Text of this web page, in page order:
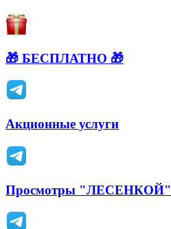
🎁 БЕСПЛАТНО 🎁
Акционные услуги
Просмотры "ЛЕСЕНКОЙ"